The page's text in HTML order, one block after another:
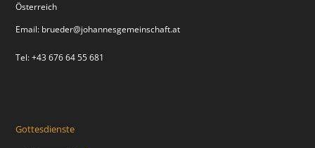
Österreich
Email: brueder@johannesgemeinschaft.at
Tel: +43 676 64 55 681
Gottesdienste